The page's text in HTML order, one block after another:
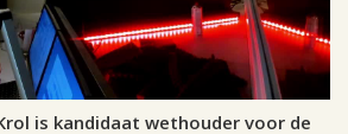
is kandidaat wethouder voor de